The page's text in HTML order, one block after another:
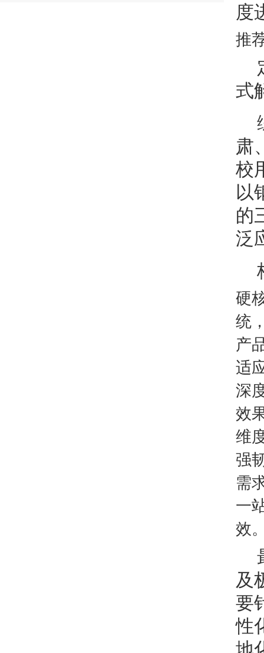
度
推
式
肃
校
以
的
泛
硬
统
产
适
深
效
维
强
需
一
效
及
要
性